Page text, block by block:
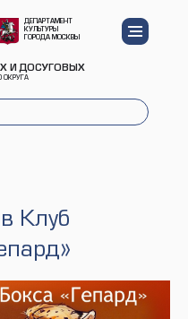
ДЕПАРТАМЕНТ
КУЛЬТУРЫ
ГОРОДА МОСКВЫ
И ДОСУГОВЫХ
ОКРУГА
Клуб